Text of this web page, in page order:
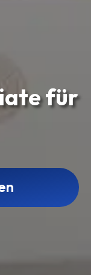
für